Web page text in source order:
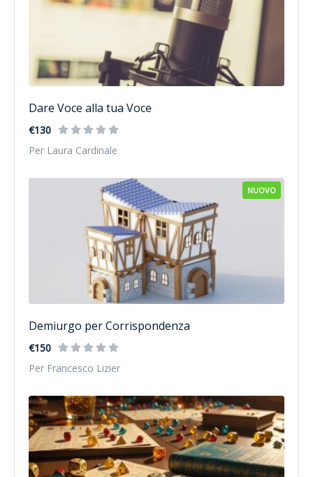
Dare Voce alla tua Voce
€130
Per Laura Cardinale
NUOVO
Demiurgo per Corrispondenza
€150
Per Francesco Lizier